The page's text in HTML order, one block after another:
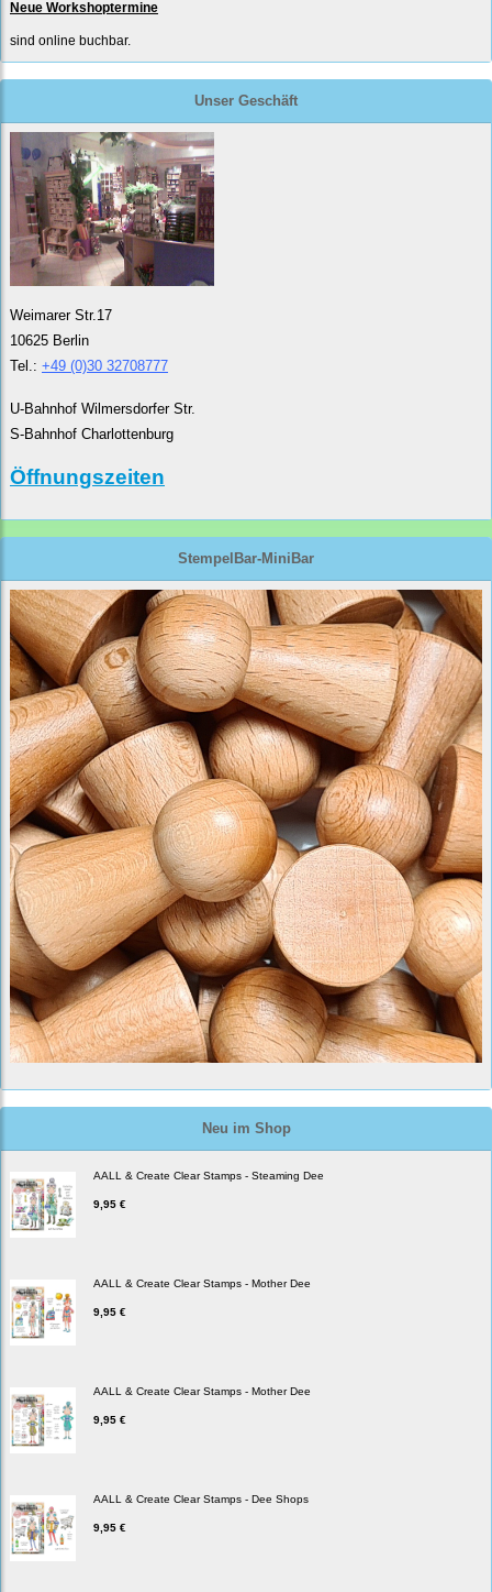
Neue Workshoptermine
sind online buchbar.
Unser Geschäft
Weimarer Str.17
10625 Berlin
Tel.: +49 (0)30 32708777
U-Bahnhof Wilmersdorfer Str.
S-Bahnhof Charlottenburg
Öffnungszeiten
StempelBar-MiniBar
Neu im Shop
AALL & Create Clear Stamps - Steaming Dee
9,95 €
AALL & Create Clear Stamps - Mother Dee
9,95 €
AALL & Create Clear Stamps - Mother Dee
9,95 €
AALL & Create Clear Stamps - Dee Shops
9,95 €